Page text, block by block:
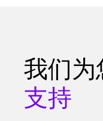
我们为
支持